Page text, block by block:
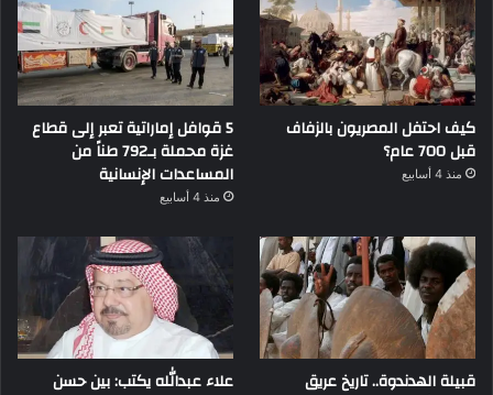
كيف احتفل المصريون بالزفاف
قبل 700 عام؟
منذ 4 أسابيع
5 قوافل إماراتية تعبر إلى قطاع
غزة محملة بـ792 طناً من
المساعدات الإنسانية
منذ 4 أسابيع
قبيلة الهدندوة.. تاريخ عريق
علاء عبدالله يكتب: بين حسن